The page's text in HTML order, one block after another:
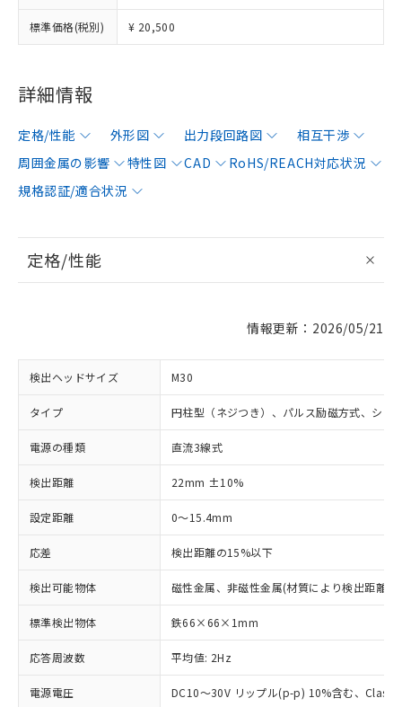
標準価格(税別) ¥ 20,500
詳細情報
定格/性能 外形図 出力段回路図
相互干渉
周囲金属の影響
特性図 CAD
RoHS/REACH対応状況
規格認証/適合状況
定格/性能
情報更新：2026/05/21
検出ヘッドサイズ M30
タイプ 円柱型（ネジつき）、パルス励磁方式、シー
電源の種類 直流3線式
検出距離 22mm ±10%
設定距離 0～15.4mm
応差 検出距離の15%以下
検出可能物体 磁性金属、非磁性金属(材質により検出距離が
標準検出物体 鉄66×66×1mm
応答周波数 平均値: 2Hz
電源電圧 DC10～30V リップル(p-p) 10%含む、Class2